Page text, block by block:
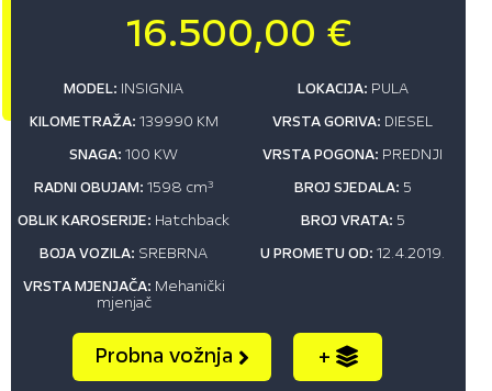
16.500,00 €
MODEL: INSIGNIA
KILOMETRAŽA: 139990 KM
SNAGA: 100 KW
RADNI OBUJAM: 1598 cm3
OBLIK KAROSERIJE: Hatchback
BOJA VOZILA: SREBRNA
VRSTA MJENJAČA: Mehanički
mjenjač
LOKACIJA: PULA
VRSTA GORIVA: DIESEL
VRSTA POGONA: PREDNJI
BROJ SJEDALA: 5
BROJ VRATA: 5
U PROMETU OD: 12.4.2019.
Probna vožnja +